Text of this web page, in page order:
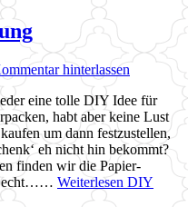
hinterlassen
eine tolle DIY Idee für
habt aber keine Lust
um dann festzustellen,
eh nicht hin bekommt?
finden wir die Papier-
echt…… Weiterlesen DIY